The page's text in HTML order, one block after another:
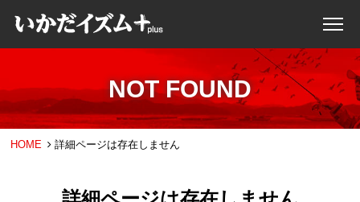
NOT FOUND
HOME 詳細ページは存在しません